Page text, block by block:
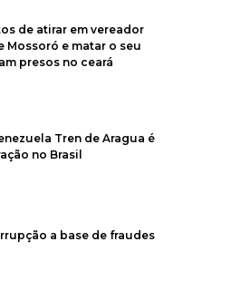
de atirar em vereador
Mossoró e matar o seu
presos no ceará
Tren de Aragua é
no Brasil
a base de fraudes